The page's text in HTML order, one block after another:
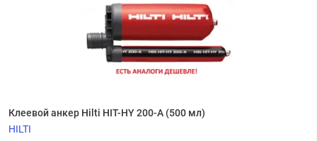
Клеевой анкер Hilti HIT-HY 200-A (500 мл)
HILTI